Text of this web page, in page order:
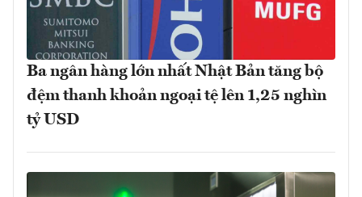
Ba ngân hàng lớn nhất Nhật Bản tăng bộ
đệm thanh khoản ngoại tệ lên 1,25 nghìn
tỷ USD